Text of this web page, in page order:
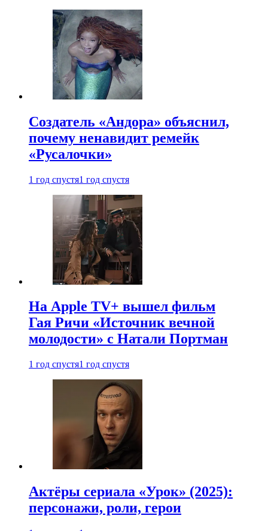
Создатель «Андора» объяснил,
почему ненавидит ремейк
«Русалочки»
1 год спустя1 год спустя
На Apple TV+ вышел фильм
Гая Ричи «Источник вечной
молодости» с Натали Портман
1 год спустя1 год спустя
Актёры сериала «Урок» (2025):
персонажи, роли, герои